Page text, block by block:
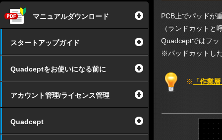
マニュアルダウンロード
スタートアップガイド
Quadceptをお使いになる前に
アカウント管理/ライセンス管理
Quadcept
PCB上でパッドが
（ランドカット
Quadceptではフッ
※パッドカットし
※ 「作業